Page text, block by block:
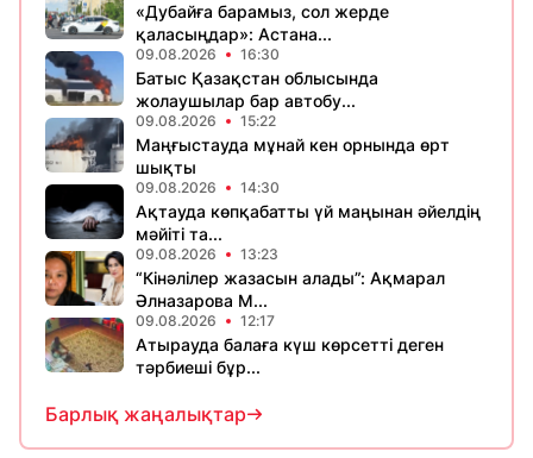
«Дубайға барамыз, сол жерде
қаласыңдар»: Астана...
09.08.2026 16:30
Батыс Қазақстан облысында
жолаушылар бар автобу...
09.08.2026 15:22
Маңғыстауда мұнай кен орнында өрт
шықты
09.08.2026 14:30
Ақтауда көпқабатты үй маңынан әйелдің
мәйіті та...
09.08.2026 13:23
“Кінәлілер жазасын алады”: Ақмарал
Әлназарова М...
09.08.2026 12:17
Атырауда балаға күш көрсетті деген
тәрбиеші бұр...
Барлық жаңалықтар